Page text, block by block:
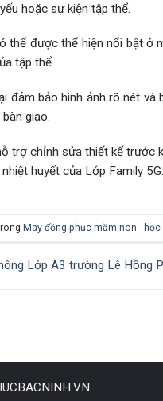
hoặc sự kiện tập thể.
thể được thể hiện nổi bật ở
tập thể.
đảm bảo hình ảnh rõ nét
giao.
trợ chỉnh sửa thiết kế trước
huyết của Lớp Family 5G.
May đồng phục mầm non - học
Lớp A3 trường Lê Hồng